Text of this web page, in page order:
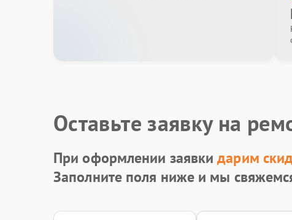
Оставьте заявку на
При оформлении заявкидарим
Заполните поля ниже и мы